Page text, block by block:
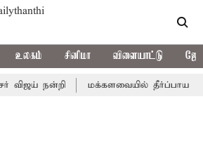
உலகம் சினிமா விளையாட்டு
நன்றி மக்களவையில் தீர்ப்பாய